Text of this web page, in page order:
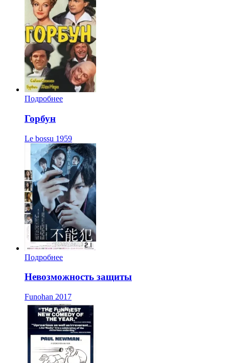
Подробнее
Горбун
Le bossu 1959
Подробнее
Невозможность защиты
Funohan 2017